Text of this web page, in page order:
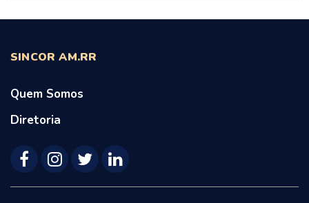
SINCOR AM.RR
Quem Somos
Diretoria